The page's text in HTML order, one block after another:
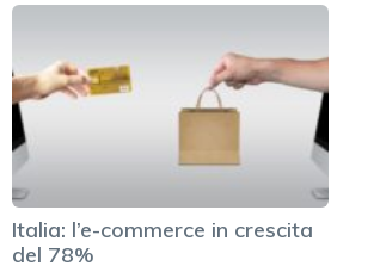
Italia: l’e-commerce in crescita
del 78%